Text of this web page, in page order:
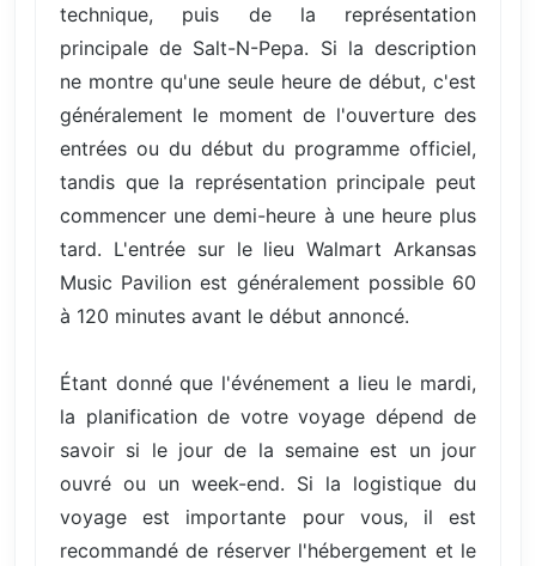
technique, puis de la représentation
principale de Salt-N-Pepa. Si la description
ne montre qu'une seule heure de début, c'est
généralement le moment de l'ouverture des
entrées ou du début du programme officiel,
tandis que la représentation principale peut
commencer une demi-heure à une heure plus
tard. L'entrée sur le lieu Walmart Arkansas
Music Pavilion est généralement possible 60
à 120 minutes avant le début annoncé.
Étant donné que l'événement a lieu le mardi,
la planification de votre voyage dépend de
savoir si le jour de la semaine est un jour
ouvré ou un week-end. Si la logistique du
voyage est importante pour vous, il est
recommandé de réserver l'hébergement et le